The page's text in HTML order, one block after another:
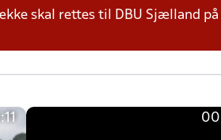
skal rettes til DBU Sjælland på